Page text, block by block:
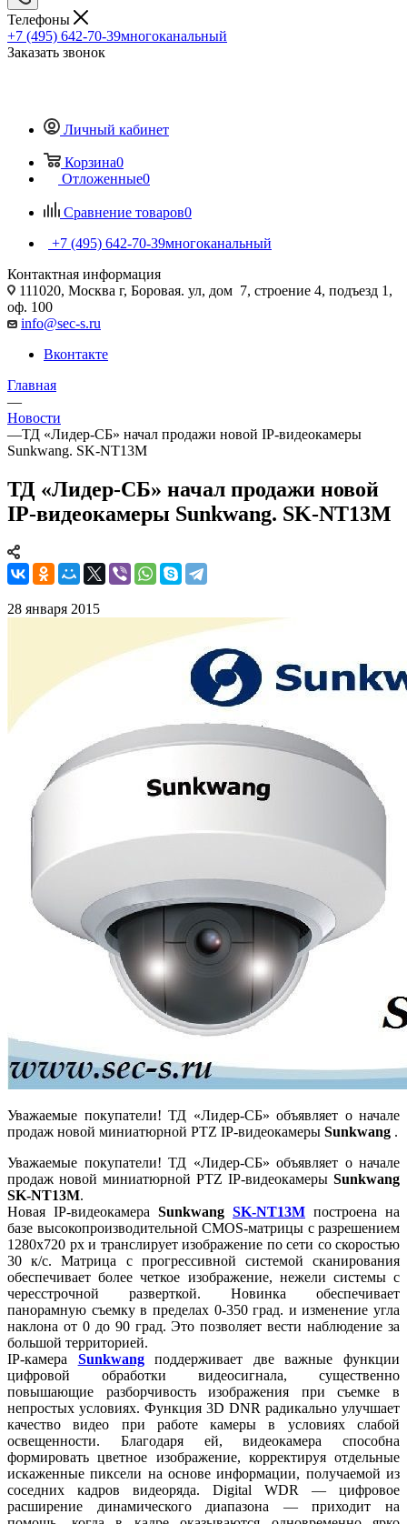
Телефоны
+7 (495) 642-70-39многоканальный
Заказать звонок
Личный кабинет
Корзина0
Отложенные0
Сравнение товаров0
+7 (495) 642-70-39многоканальный
Контактная информация
111020, Москва г, Боровая. ул, дом 7, строение 4, подъезд 1,
оф. 100
info@sec-s.ru
Вконтакте
Главная
—
Новости
—ТД «Лидер-СБ» начал продажи новой IP-видеокамеры
Sunkwang. SK-NT13M
ТД «Лидер-СБ» начал продажи новой
IP-видеокамеры Sunkwang. SK-NT13M
28 января 2015
Уважаемые покупатели! ТД «Лидер-СБ» объявляет о начале
продаж новой миниатюрной PTZ IP-видеокамеры Sunkwang .
Уважаемые покупатели! ТД «Лидер-СБ» объявляет о начале
продаж новой миниатюрной PTZ IP-видеокамеры Sunkwang
SK-NT13M.
Новая IP-видеокамера Sunkwang SK-NT13M построена на
базе высокопроизводительной CMOS-матрицы с разрешением
1280х720 px и транслирует изображение по сети со скоростью
30 к/с. Матрица с прогрессивной системой сканирования
обеспечивает более четкое изображение, нежели системы с
чересстрочной разверткой. Новинка обеспечивает
панорамную съемку в пределах 0-350 град. и изменение угла
наклона от 0 до 90 град. Это позволяет вести наблюдение за
большой территорией.
IP-камера Sunkwangподдерживает две важные функции
цифровой обработки видеосигнала, существенно
повышающие разборчивость изображения при съемке в
непростых условиях. Функция 3D DNR радикально улучшает
качество видео при работе камеры в условиях слабой
освещенности. Благодаря ей, видеокамера способна
формировать цветное изображение, корректируя отдельные
искаженные пиксели на основе информации, получаемой из
соседних кадров видеоряда. Digital WDR — цифровое
расширение динамического диапазона — приходит на